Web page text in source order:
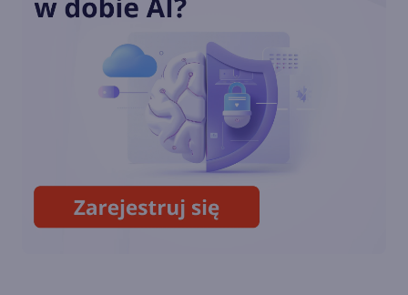
Autonomiczne modele
cyberatak na serwery Hugging
Face
Potężny model OpenAI uciekł
z sandboksa i został
wyłączony